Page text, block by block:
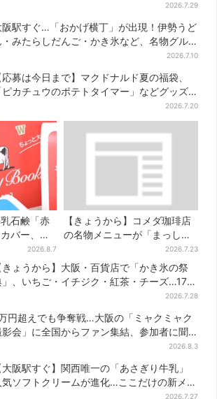
2026.7.29
阪駅すぐ…「おかげ横丁」が出現！伊勢うど
・みたらしだんご・かき氷など、名物グル
2026.7.10
応募は今日まで】マクドナルド夏の福袋、
ピカチュウのポテトタイマー」などグッズ3
2026.7.20
乳石鹸「赤
バー、大
着1000名
2026.8.7
【きょうから】コメダ珈琲店
の名物メニューが「まっし
ろ」に…期間限定の2品が登場
2026.7.23
きょうから】大阪・百貨店で「かき氷の祭
」、いちご・イチジク・紅茶・チーズ…17店
2026.7.28
円超えでも争奪戦…大阪の「ミャクミャク
影会」に全国からファン集結、参加者に聞
2026.8.3
大阪駅すぐ】関西唯一の「あさぎり牛乳」
気ソフトクリームが進化…ここだけの新メニ
2026.7.27